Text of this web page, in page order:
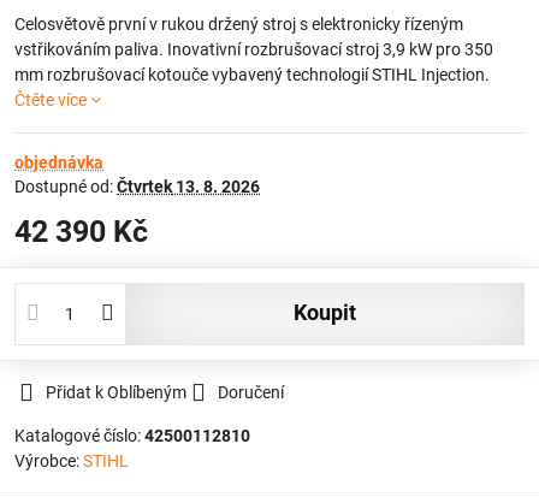
Celosvětově první v rukou držený stroj s elektronicky řízeným
vstřikováním paliva. Inovativní rozbrušovací stroj 3,9 kW pro 350
mm rozbrušovací kotouče vybavený technologií STIHL Injection.
Čtěte více
objednávka
Dostupné od:Čtvrtek 13. 8. 2026
42 390 Kč
koupit
Přidat k Oblíbeným Doručení
Katalogové číslo:42500112810
Výrobce:STIHL